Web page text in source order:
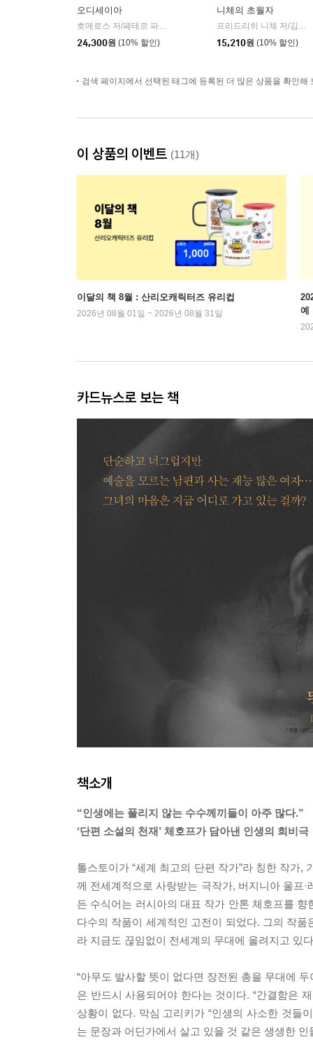
오디세이아
호메로스 저/페테르 파울 루벤스 그림/박문재 역 |
현대지성
24,300원 (10% 할인)
니체의 초월자
프리드리히 니체 저/김철 편역
15,210원 (10% 할인)
검색 페이지에서 선택된 태그에 등록된 더 많은 상품을 확인해
이 상품의 이벤트 (11개)
이달의 책 8월 : 산리오캐릭터즈 유리컵
2026년 08월 01일 ~ 2026년 08월 31일
예
카드뉴스로 보는 책
책소개
“인생에는 풀리지 않는 수수께끼들이 아주 많다.”
‘단편 소설의 천재’ 체호프가 담아낸 인생의 희비극
톨스토이가 “세계 최고의 단편 작가”라 칭한 작가
께 전세계적으로 사랑받는 극작가, 버지니아 울프
든 수식어는 러시아의 대표 작가 안톤 체호프를 향
다수의 작품이 세계적인 고전이 되었다. 그의 작
라 지금도 끊임없이 전세계의 무대에 올려지고 있
“아무도 발사할 뜻이 없다면 장전된 총을 무대에
은 반드시 사용되어야 한다는 것이다. “간결함은
상황이 없다. 막심 고리키가 “인생의 사소한 것들
는 문장과 어딘가에서 살고 있을 것 같은 생생한